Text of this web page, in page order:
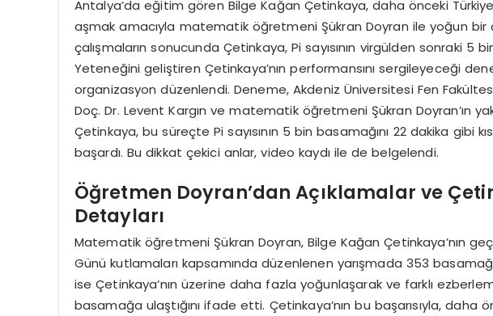
Antalya’da eğitim gören Bilge Kağan Çetinkaya, daha önceki
aşmak amacıyla matematik öğretmeni Şükran Doyran ile yoğun bir
çalışmaların sonucunda Çetinkaya, Pi sayısının virgülden sonraki 5
Yeteneğini geliştiren Çetinkaya’nın performansını sergileyeceği
organizasyon düzenlendi. Deneme, Akdeniz Üniversitesi Fen
Doç. Dr. Levent Kargın ve matematik öğretmeni Şükran Doyran’ın
Çetinkaya, bu süreçte Pi sayısının 5 bin basamağını 22 dakika gibi
başardı. Bu dikkat çekici anlar, video kaydı ile de belgelendi.
Öğretmen Doyran’dan Açıklamalar ve
Detayları
Matematik öğretmeni Şükran Doyran, Bilge Kağan Çetinkaya’nın
Günü kutlamaları kapsamında düzenlenen yarışmada 353
ise Çetinkaya’nın üzerine daha fazla yoğunlaşarak ve farklı
basamağa ulaştığını ifade etti. Çetinkaya’nın bu başarısıyla,